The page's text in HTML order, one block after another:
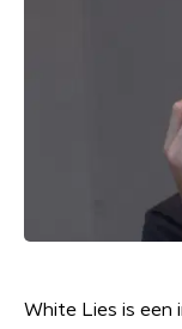
White Lies is een